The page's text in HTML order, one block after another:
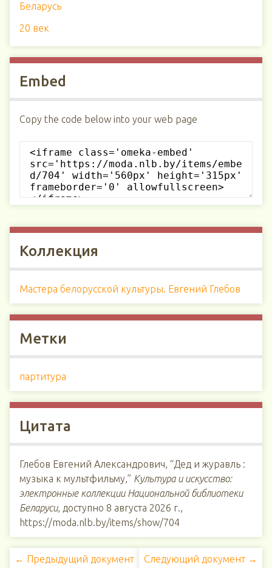
Беларусь
20 век
Embed
Copy the code below into your web page
Коллекция
Мастера белорусской культуры. Евгений Глебов
Метки
партитура
Цитата
Глебов Евгений Александрович, “Дед и журавль :
музыка к мультфильму,” Культура и искусство:
электронные коллекции Национальной библиотеки
Беларуси, доступно 8 августа 2026 г.,
https://moda.nlb.by/items/show/704
← Предыдущий документ Следующий документ →